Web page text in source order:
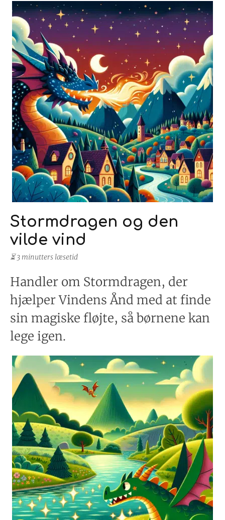
Stormdragen og den
vilde vind
⏳ 3 minutters læsetid
Handler om Stormdragen, der
hjælper Vindens Ånd med at finde
sin magiske fløjte, så børnene kan
lege igen.